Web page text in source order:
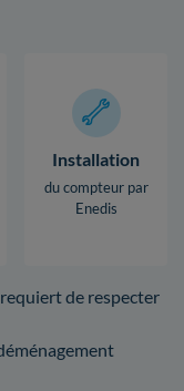
Installation
du compteur par
Enedis
de respecter